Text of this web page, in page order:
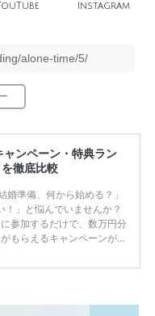
Instagram
alone-time/5/
ンペーン・特典ラン
徹底比較
準備、何から始める？」
！」と悩んでいませんか？
参加するだけで、数万円分
もらえるキャンペーンがあ
損をしてしまうことも……。